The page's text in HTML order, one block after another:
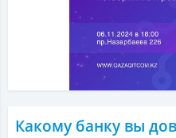
Какому банку вы